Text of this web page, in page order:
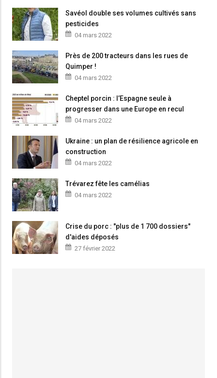
Savéol double ses volumes cultivés sans
pesticides
04 mars 2022
Près de 200 tracteurs dans les rues de
Quimper !
04 mars 2022
Cheptel porcin : l’Espagne seule à
progresser dans une Europe en recul
04 mars 2022
Ukraine : un plan de résilience agricole en
construction
04 mars 2022
Trévarez fête les camélias
04 mars 2022
Crise du porc : "plus de 1 700 dossiers"
d'aides déposés
27 février 2022